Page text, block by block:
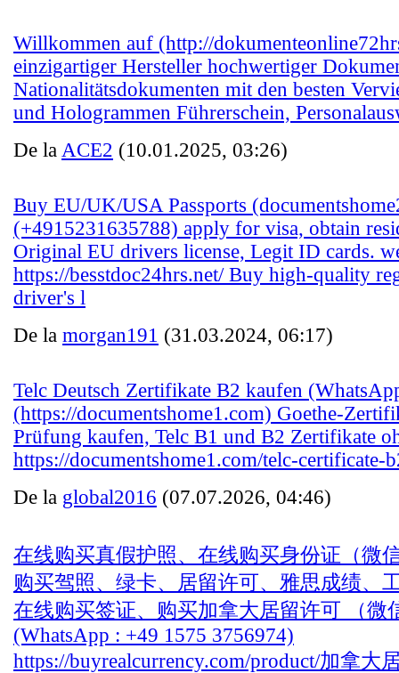
Willkommen auf (http://
einzigartiger Hersteller hochwertiger
Nationalitätsdokumenten mit den besten
und Hologrammen Führerschein,
De la ACE2 (10.01.2025, 03:26)
Buy EU/UK/USA Passports
(+4915231635788) apply for visa, obtain
Original EU drivers license, Legit ID cards.
https://besstdoc24hrs.net/ Buy high-quality
driver's l
De la morgan191 (31.03.2024, 06:17)
Telc Deutsch Zertifikate B2 kaufen
(https://documentshome1.com) Goethe-
Prüfung kaufen, Telc B1 und B2 Zertifikate
https://documentshome1.com/telc-certificate-
De la global2016 (07.07.2026, 04:46)
在线购买真假护照、在线购买身份证（微
购买驾照、绿卡、居留许可、雅思成绩、
在线购买签证、购买加拿大居留许可 （微
(WhatsApp : +49 1575 3756974)
https://buyrealcurrency.com/product/加拿大